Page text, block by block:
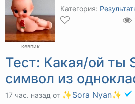
кевпик
Категория:
Тест: Какая/ой ты
символ из
17 час. назад от ✨Sora Nyan✨